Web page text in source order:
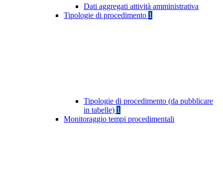
Dati aggregati attività amministrativa
Tipologie di procedimento 1
Tipologie di procedimento (da pubblicare
in tabelle) 1
Monitoraggio tempi procedimentali